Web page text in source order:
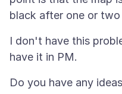
I don't have this
Do you have any